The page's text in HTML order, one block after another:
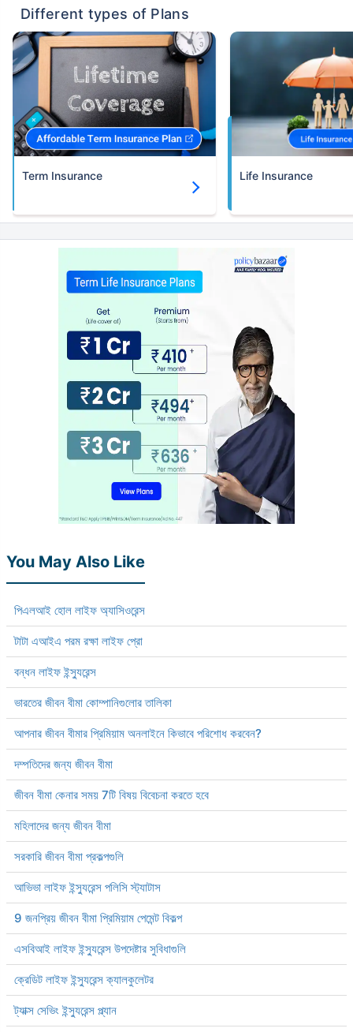
Different types of Plans
Term Insurance Life Insurance
You May Also Like
পিএলআই হোল লাইফ অ্যাসিওরেন্স
টাটা এআইএ পরম রক্ষা লাইফ প্রো
বন্ধন লাইফ ইন্স্যুরেন্স
ভারতের জীবন বীমা কোম্পানিগুলোর তালিকা
আপনার জীবন বীমার প্রিমিয়াম অনলাইনে কিভাবে পরিশোধ করবেন?
দম্পতিদের জন্য জীবন বীমা
জীবন বীমা কেনার সময় 7টি বিষয় বিবেচনা করতে হবে
মহিলাদের জন্য জীবন বীমা
সরকারি জীবন বীমা প্রকল্পগুলি
আভিভা লাইফ ইন্স্যুরেন্স পলিসি স্ট্যাটাস
9 জনপ্রিয় জীবন বীমা প্রিমিয়াম পেমেন্ট বিকল্প
এসবিআই লাইফ ইন্স্যুরেন্স উপদেষ্টার সুবিধাগুলি
ক্রেডিট লাইফ ইন্স্যুরেন্স ক্যালকুলেটর
ট্যাক্স সেভিং ইন্স্যুরেন্স প্ল্যান